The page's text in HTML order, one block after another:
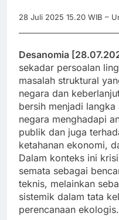
28 Juli 2025 15.20 WIB –
Desanomia
sekadar persoalan
masalah struktural
negara dan
bersih menjadi
negara menghadapi
publik dan juga
ketahanan ekonomi,
Dalam konteks ini
semata sebagai
teknis, melainkan
sistemik dalam tata
perencanaan ekologis.